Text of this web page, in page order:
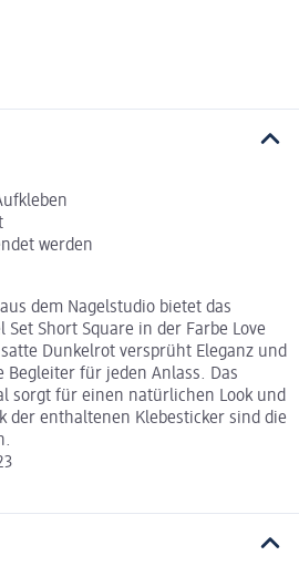
werden
dem Nagelstudio bietet das
Set Short Square in der Farbe Love
Dunkelrot versprüht Eleganz und
Begleiter für jeden Anlass. Das
sorgt für einen natürlichen Look und
der enthaltenen Klebesticker sind die